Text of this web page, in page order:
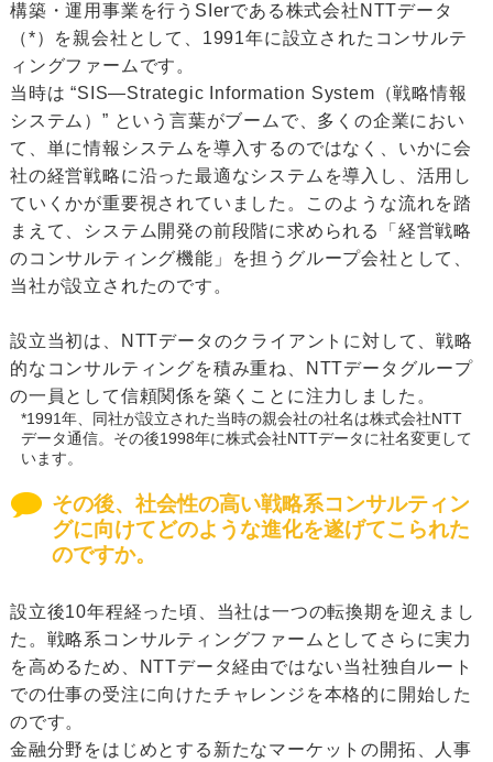
構築・運用事業を行うSIerである株式会社NTTデータ
（*）を親会社として、1991年に設立されたコンサルテ
ィングファームです。
当時は “SIS―Strategic Information System（戦略情報
システム）” という言葉がブームで、多くの企業におい
て、単に情報システムを導入するのではなく、いかに会
社の経営戦略に沿った最適なシステムを導入し、活用し
ていくかが重要視されていました。このような流れを踏
まえて、システム開発の前段階に求められる「経営戦略
のコンサルティング機能」を担うグループ会社として、
当社が設立されたのです。
設立当初は、NTTデータのクライアントに対して、戦略
的なコンサルティングを積み重ね、NTTデータグループ
の一員として信頼関係を築くことに注力しました。
*1991年、同社が設立された当時の親会社の社名は株式会社NTT
データ通信。その後1998年に株式会社NTTデータに社名変更して
います。
その後、社会性の高い戦略系コンサルティン
グに向けてどのような進化を遂げてこられた
のですか。
設立後10年程経った頃、当社は一つの転換期を迎えまし
た。戦略系コンサルティングファームとしてさらに実力
を高めるため、NTTデータ経由ではない当社独自ルート
での仕事の受注に向けたチャレンジを本格的に開始した
のです。
金融分野をはじめとする新たなマーケットの開拓、人事